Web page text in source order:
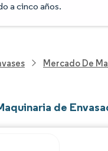
a cinco años.
Mercado De
de